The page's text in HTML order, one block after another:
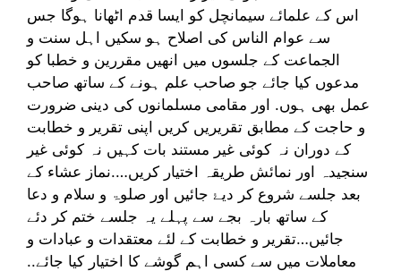
اس کے علمائے سیمانچل کو ایسا قدم اٹھانا ہوگا جس
سے عوام الناس کی اصلاح ہو سکیں اہل سنت و
الجماعت کے جلسوں میں انھیں مقررین و خطبا کو
مدعوں کیا جائے جو صاحب علم ہونے کے ساتھ صاحب
عمل بھی ہوں. اور مقامی مسلمانوں کی دینی ضرورت
و حاجت کے مطابق تقریریں کریں اپنی تقریر و خطابت
کے دوران نہ کوئی غیر مستند بات کہیں نہ کوئی غیر
سنجیدہ اور نمائش طریقہ اختیار کریں….نماز عشاء کے
بعد جلسے شروع کر دیۓ جائیں اور صلوۃ و سلام و دعا
کے ساتھ بارہ بجے سے پہلے یہ جلسے ختم کر دئے
جائیں…تقریر و خطابت کے لئے معتقدات و عبادات و
معاملات میں سے کسی اہم گوشے کا اختیار کیا جائے..